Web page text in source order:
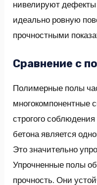
нивелируют
идеально ровную
прочностными
Сравнение с
Полимерные полы
многокомпонентные
строгого
бетона является
Это значительно
Упрочненные полы
прочность. Они